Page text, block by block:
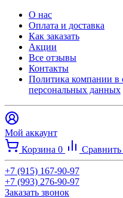
О нас
Оплата и доставка
Как заказать
Акции
Все отзывы
Контакты​
Политика компании в
персональных данных
Мой аккаунт
Корзина 0 Сравнить
+7 (915) 167-90-97
+7 (993) 276-90-97
Заказать звонок